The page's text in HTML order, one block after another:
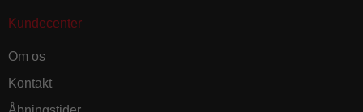
Kundecenter
Om os
Kontakt